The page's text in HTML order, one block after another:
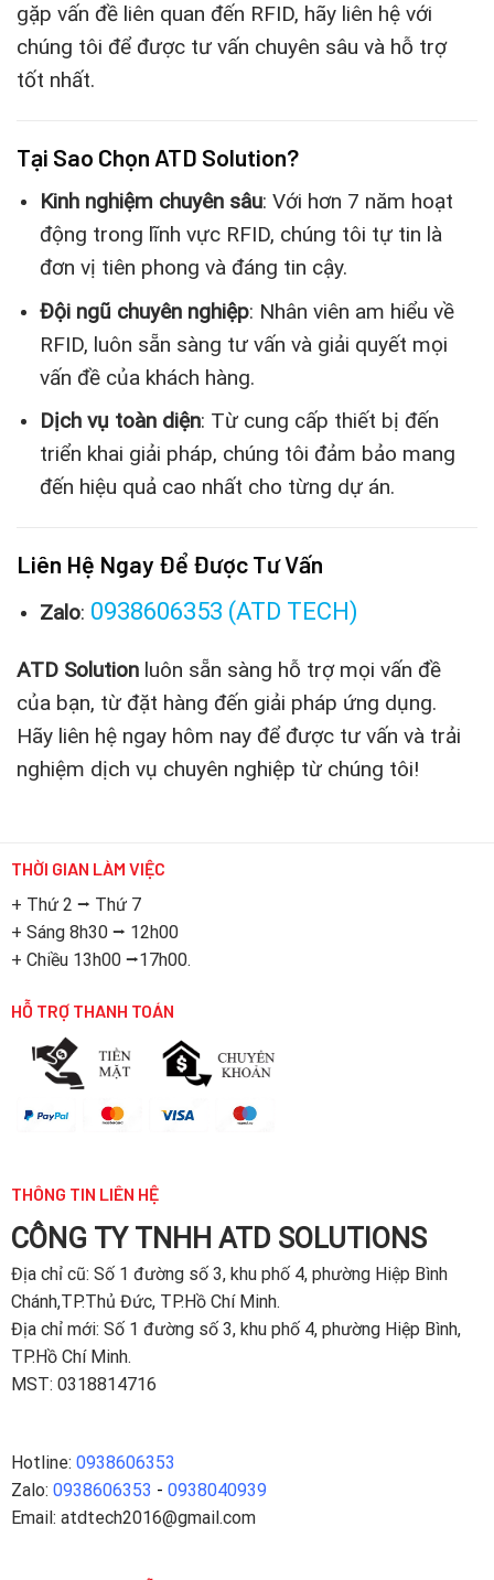
gặp vấn đề liên quan đến RFID, hãy liên hệ với
chúng tôi để được tư vấn chuyên sâu và hỗ trợ
tốt nhất.
Tại Sao Chọn ATD Solution?
Kinh nghiệm chuyên sâu: Với hơn 7 năm hoạt
động trong lĩnh vực RFID, chúng tôi tự tin là
đơn vị tiên phong và đáng tin cậy.
Đội ngũ chuyên nghiệp: Nhân viên am hiểu về
RFID, luôn sẵn sàng tư vấn và giải quyết mọi
vấn đề của khách hàng.
Dịch vụ toàn diện: Từ cung cấp thiết bị đến
triển khai giải pháp, chúng tôi đảm bảo mang
đến hiệu quả cao nhất cho từng dự án.
Liên Hệ Ngay Để Được Tư Vấn
Zalo: 0938606353 (ATD TECH)
ATD Solution luôn sẵn sàng hỗ trợ mọi vấn đề
của bạn, từ đặt hàng đến giải pháp ứng dụng.
Hãy liên hệ ngay hôm nay để được tư vấn và trải
nghiệm dịch vụ chuyên nghiệp từ chúng tôi!
THỜI GIAN LÀM VIỆC
+ Thứ 2 ⭢ Thứ 7
+ Sáng 8h30 ⭢ 12h00
+ Chiều 13h00 ⭢17h00.
HỖ TRỢ THANH TOÁN
THÔNG TIN LIÊN HỆ
CÔNG TY TNHH ATD SOLUTIONS
Địa chỉ cũ: Số 1 đường số 3, khu phố 4, phường Hiệp Bình
Chánh,TP.Thủ Đức, TP.Hồ Chí Minh.
Địa chỉ mới: Số 1 đường số 3, khu phố 4, phường Hiệp Bình,
TP.Hồ Chí Minh.
MST: 0318814716
Hotline: 0938606353
Zalo: 0938606353 - 0938040939
Email: atdtech2016@gmail.com